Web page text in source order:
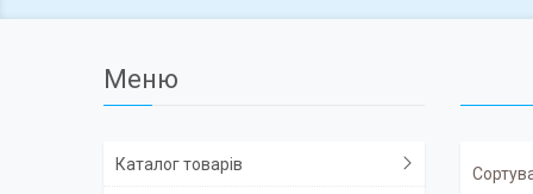
Каталог товарів